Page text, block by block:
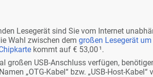
Le­se­ge­rät sind Sie vom In­ter­net
Wahl zwi­schen dem gro­ßen Le­se­ge­rät um
kommt auf € 53,00 ¹.
gro­ßen USB-An­schluss ver­fü­gen,
„OTG-Ka­bel“ bzw. „USB-Host-Ka­bel“